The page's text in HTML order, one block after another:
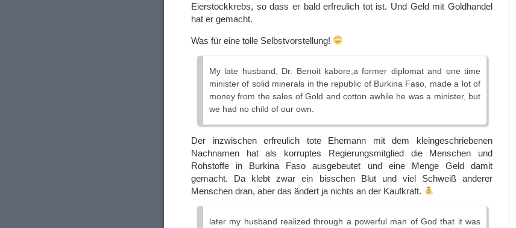
Eierstockkrebs, so dass er bald erfreulich tot ist. Und Geld mit Goldhandel
hat er gemacht.
Was für eine tolle Selbstvorstellung!
My late husband, Dr. Benoit kabore,a former diplomat and one time
minister of solid minerals in the republic of Burkina Faso, made a lot of
money from the sales of Gold and cotton awhile he was a minister, but
we had no child of our own.
Der inzwischen erfreulich tote Ehemann mit dem kleingeschriebenen
Nachnamen hat als korruptes Regierungsmitglied die Menschen und
Rohstoffe in Burkina Faso ausgebeutet und eine Menge Geld damit
gemacht. Da klebt zwar ein bisschen Blut und viel Schweiß anderer
Menschen dran, aber das ändert ja nichts an der Kaufkraft.
later my husband realized through a powerful man of God that it was